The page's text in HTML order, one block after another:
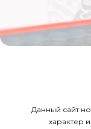
Данный сайт
характер